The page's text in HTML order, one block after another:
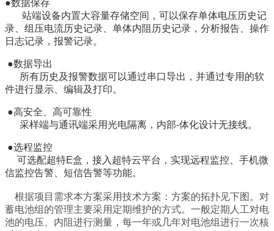
●数据保存
站端设备内置大容量存储空间，可以保存单体电压历史记
录、组压电流历史记录、单体内阻历史记录，分析报告、操作
日志记录，报警记录。
●数据导出
所有历史及报警数据可以通过串口导出，并通过专用的软
件进行显示、编辑及打印。
●高安全、高可靠性
采样端与通讯端采用光电隔离，内部-体化设计无接线。
●选程监控
可选配超特E盒，接入超特云平台，实现远程监控、手机微
信监控告警、短信告警等功能。
根据项目需求本方案采用技术方案：方案的拓扑见下图。 对
蓄电池组的管理主要采用定期维护的方式。一般定期人工对电
池的电压、内阻进行测量，每一年或几年对电池组进行一次核